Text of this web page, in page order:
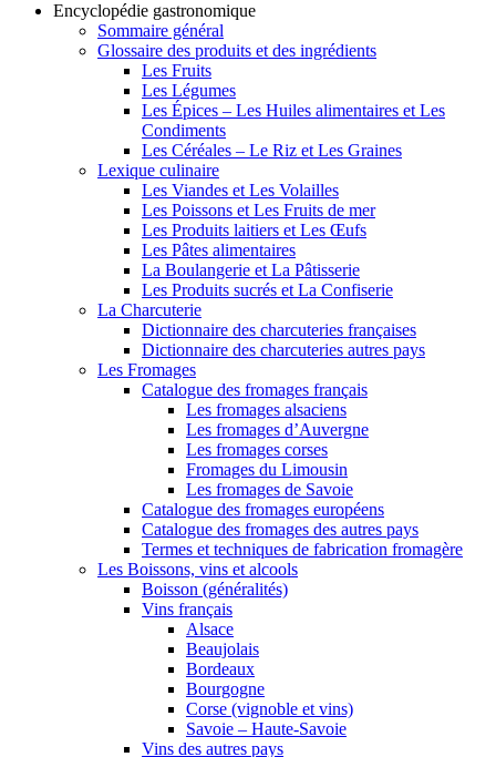
Encyclopédie gastronomique
Sommaire général
Glossaire des produits et des ingrédients
Les Fruits
Les Légumes
Les Épices – Les Huiles alimentaires et Les
Condiments
Les Céréales – Le Riz et Les Graines
Lexique culinaire
Les Viandes et Les Volailles
Les Poissons et Les Fruits de mer
Les Produits laitiers et Les Œufs
Les Pâtes alimentaires
La Boulangerie et La Pâtisserie
Les Produits sucrés et La Confiserie
La Charcuterie
Dictionnaire des charcuteries françaises
Dictionnaire des charcuteries autres pays
Les Fromages
Catalogue des fromages français
Les fromages alsaciens
Les fromages d’Auvergne
Les fromages corses
Fromages du Limousin
Les fromages de Savoie
Catalogue des fromages européens
Catalogue des fromages des autres pays
Termes et techniques de fabrication fromagère
Les Boissons, vins et alcools
Boisson (généralités)
Vins français
Alsace
Beaujolais
Bordeaux
Bourgogne
Corse (vignoble et vins)
Savoie – Haute-Savoie
Vins des autres pays